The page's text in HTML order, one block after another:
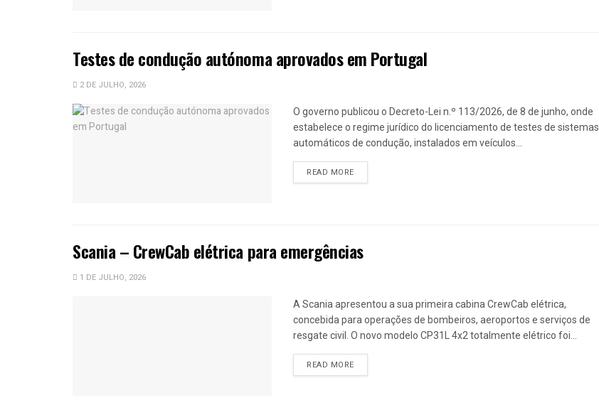
Testes de condução autónoma aprovados em Portugal
2 DE JULHO, 2026
O governo publicou o Decreto-Lei n.º 113/2026, de 8 de junho, onde
estabelece o regime jurídico do licenciamento de testes de sistemas
automáticos de condução, instalados em veículos...
READ MOREDETAILS
Scania – CrewCab elétrica para emergências
1 DE JULHO, 2026
A Scania apresentou a sua primeira cabina CrewCab elétrica,
concebida para operações de bombeiros, aeroportos e serviços de
resgate civil. O novo modelo CP31L 4x2 totalmente elétrico foi...
READ MOREDETAILS